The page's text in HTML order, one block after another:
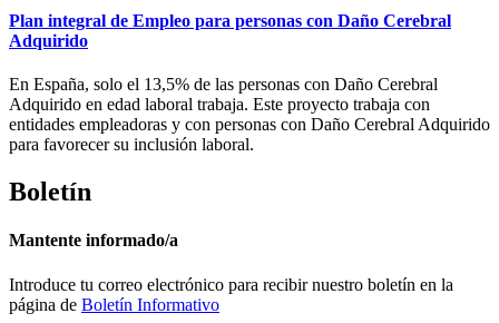
Plan integral de Empleo para personas con Daño Cerebral
Adquirido
En España, solo el 13,5% de las personas con Daño Cerebral
Adquirido en edad laboral trabaja. Este proyecto trabaja con
entidades empleadoras y con personas con Daño Cerebral Adquirido
para favorecer su inclusión laboral.
Boletín
Mantente informado/a
Introduce tu correo electrónico para recibir nuestro boletín en la
página de Boletín Informativo